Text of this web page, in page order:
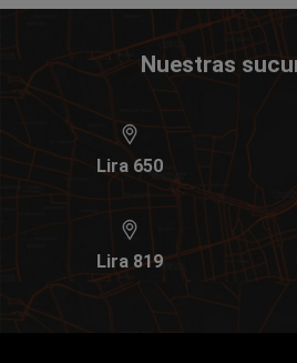
Nuestras
Lira 650
Lira 819